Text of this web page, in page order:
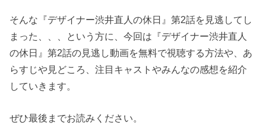
そんな『デザイナー渋井直人の休日』第2話を見逃してし
まった、、、という方に、今回は『デザイナー渋井直人
の休日』第2話の見逃し動画を無料で視聴する方法や、あ
らすじや見どころ、注目キャストやみんなの感想を紹介
していきます。
ぜひ最後までお読みください。